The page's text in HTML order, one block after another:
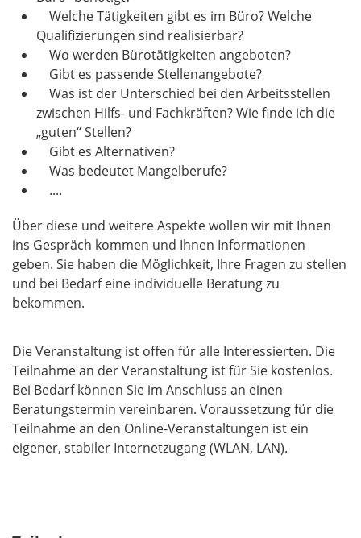
Welche Tätigkeiten gibt es im Büro? Welche
Qualifizierungen sind realisierbar?
Wo werden Bürotätigkeiten angeboten?
Gibt es passende Stellenangebote?
Was ist der Unterschied bei den Arbeitsstellen
zwischen Hilfs- und Fachkräften? Wie finde ich die
„guten“ Stellen?
Gibt es Alternativen?
Was bedeutet Mangelberufe?
....
Über diese und weitere Aspekte wollen wir mit Ihnen
ins Gespräch kommen und Ihnen Informationen
geben. Sie haben die Möglichkeit, Ihre Fragen zu stellen
und bei Bedarf eine individuelle Beratung zu
bekommen.
Die Veranstaltung ist offen für alle Interessierten. Die
Teilnahme an der Veranstaltung ist für Sie kostenlos.
Bei Bedarf können Sie im Anschluss an einen
Beratungstermin vereinbaren. Voraussetzung für die
Teilnahme an den Online-Veranstaltungen ist ein
eigener, stabiler Internetzugang (WLAN, LAN).